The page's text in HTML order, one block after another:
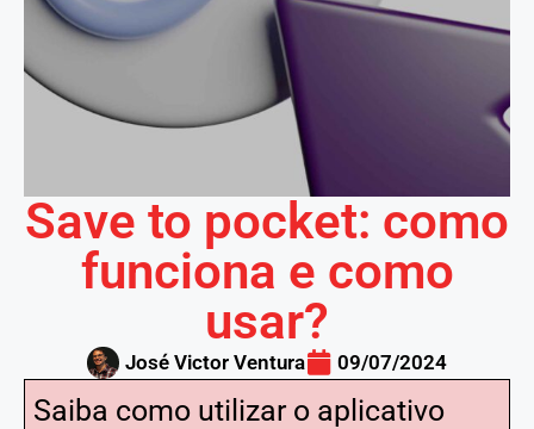
Save to pocket: como
funciona e como
usar?
José Victor Ventura 09/07/2024
Saiba como utilizar o aplicativo